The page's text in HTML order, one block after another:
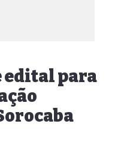
edital para